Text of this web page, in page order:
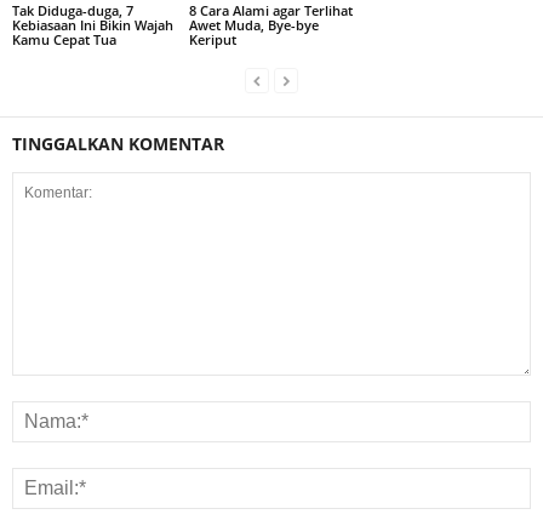
Tak Diduga-duga, 7
Kebiasaan Ini Bikin Wajah
Kamu Cepat Tua
8 Cara Alami agar Terlihat
Awet Muda, Bye-bye
Keriput
TINGGALKAN KOMENTAR